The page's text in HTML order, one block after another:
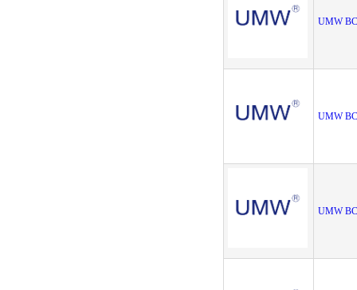
UMW
UMW
UMW